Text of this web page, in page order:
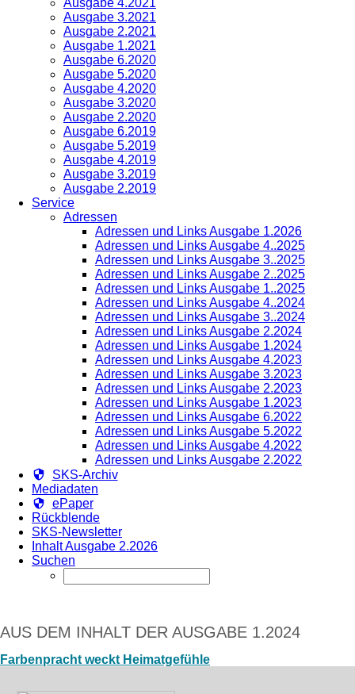
Ausgabe 4.2021
Ausgabe 3.2021
Ausgabe 2.2021
Ausgabe 1.2021
Ausgabe 6.2020
Ausgabe 5.2020
Ausgabe 4.2020
Ausgabe 3.2020
Ausgabe 2.2020
Ausgabe 6.2019
Ausgabe 5.2019
Ausgabe 4.2019
Ausgabe 3.2019
Ausgabe 2.2019
Service
Adressen
Adressen und Links Ausgabe 1.2026
Adressen und Links Ausgabe 4..2025
Adressen und Links Ausgabe 3..2025
Adressen und Links Ausgabe 2..2025
Adressen und Links Ausgabe 1..2025
Adressen und Links Ausgabe 4..2024
Adressen und Links Ausgabe 3..2024
Adressen und Links Ausgabe 2.2024
Adressen und Links Ausgabe 1.2024
Adressen und Links Ausgabe 4.2023
Adressen und Links Ausgabe 3.2023
Adressen und Links Ausgabe 2.2023
Adressen und Links Ausgabe 1.2023
Adressen und Links Ausgabe 6.2022
Adressen und Links Ausgabe 5.2022
Adressen und Links Ausgabe 4.2022
Adressen und Links Ausgabe 2.2022
SKS-Archiv
Mediadaten
ePaper
Rückblende
SKS-Newsletter
Inhalt Ausgabe 2.2026
Suchen
AUS DEM INHALT DER AUSGABE 1.2024
Farbenpracht weckt Heimatgefühle